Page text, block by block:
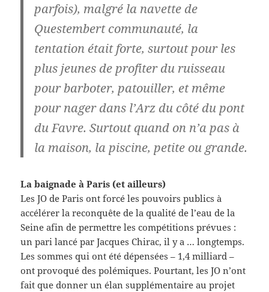
parfois), malgré la navette de
Questembert communauté, la
tentation était forte, surtout pour les
plus jeunes de profiter du ruisseau
pour barboter, patouiller, et même
pour nager dans l’Arz du côté du pont
du Favre. Surtout quand on n’a pas à
la maison, la piscine, petite ou grande.
La baignade à Paris (et ailleurs)
Les JO de Paris ont forcé les pouvoirs publics à
accélérer la reconquête de la qualité de l’eau de la
Seine afin de permettre les compétitions prévues :
un pari lancé par Jacques Chirac, il y a … longtemps.
Les sommes qui ont été dépensées – 1,4 milliard –
ont provoqué des polémiques. Pourtant, les JO n’ont
fait que donner un élan supplémentaire au projet